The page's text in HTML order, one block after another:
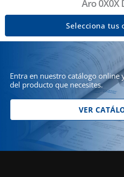
Aro 0X0X
Selecciona tus
Entra en nuestro catálogo
del producto que necesites.
VER